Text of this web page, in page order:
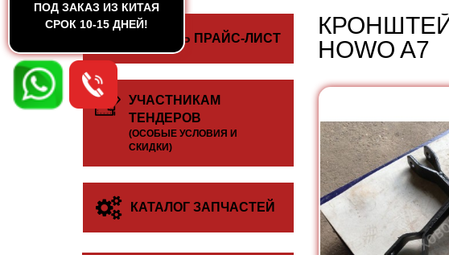
ПОД ЗАКАЗ ИЗ КИТАЯ
СРОК 10-15 ДНЕЙ!
СКАЧАТЬ ПРАЙС-ЛИСТ
УЧАСТНИКАМ
ТЕНДЕРОВ
(ОСОБЫЕ УСЛОВИЯ И
СКИДКИ)
КАТАЛОГ ЗАПЧАСТЕЙ
HOWO A7